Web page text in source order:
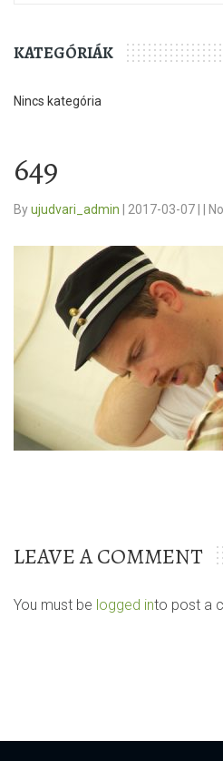
KATEGÓRIÁK
Nincs kategória
649
Byujudvari_admin 2017-03-07
LEAVE A COMMENT
You must be logged into post a